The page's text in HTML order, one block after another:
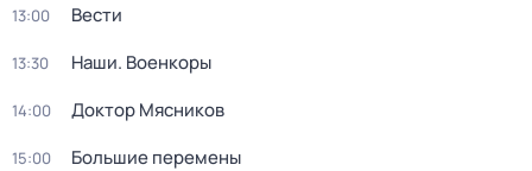
13:00 Вести
13:30 Наши. Военкоры
14:00 Доктор Мясников
15:00 Большие перемены